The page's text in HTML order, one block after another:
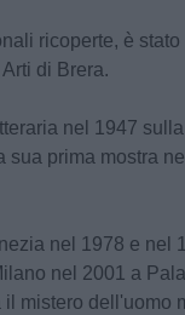
ricoperte, è
di Brera.
nel 1947
sua prima mostra
nel 1978 e nel
nel 2001 a
mistero dell'uomo